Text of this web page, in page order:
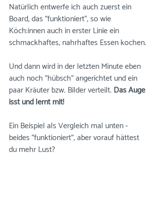
Natürlich entwerfe ich auch zuerst ein
Board, das "funktioniert“, so wie
Köch:innen auch in erster Linie ein
schmackhaftes, nahrhaftes Essen kochen.
Und dann wird in der letzten Minute eben
auch noch "hübsch" angerichtet und ein
paar Kräuter bzw. Bilder verteilt. Das Auge
isst und lernt mit!
Ein Beispiel als Vergleich mal unten -
beides "funktioniert", aber vorauf hättest
du mehr Lust?